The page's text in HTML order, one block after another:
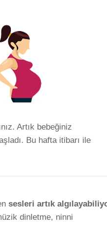
Artık bebeğiniz
Bu hafta itibarı ile
sesleri artık
dinletme, ninni